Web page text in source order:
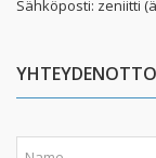
Sähköposti: zeniitti